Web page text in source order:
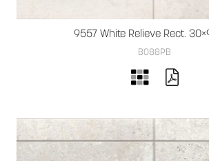
9557 White Relieve Rect.
B088PB